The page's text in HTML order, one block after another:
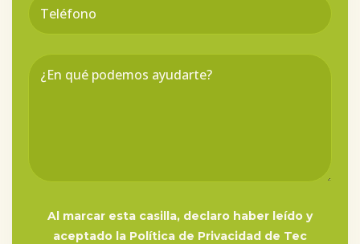
Al marcar esta casilla, declaro haber leído y
aceptado la Política de Privacidad de Tec